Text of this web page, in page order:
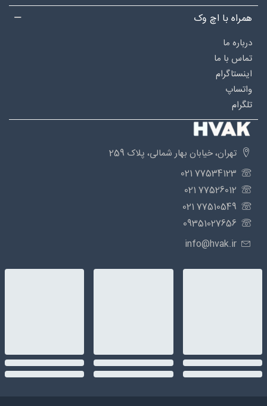
همراه با اچ وک
درباره‌ ما
تماس با ما
اینستاگرام
واتساپ
تلگرام
تهران، خیابان بهار شمالی، پلاک 259
77534123 021
77526012 021
77510549 021
09351027656
info@hvak.ir